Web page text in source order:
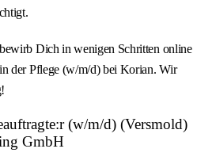
Dich in wenigen Schritten online
der Pflege (w/m/d) bei Korian. Wir
(w/m/d) (Versmold)
GmbH